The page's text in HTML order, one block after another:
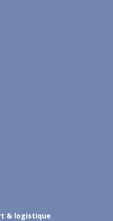
& logistique